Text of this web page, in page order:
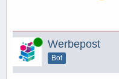
Online Werbepost
Bot